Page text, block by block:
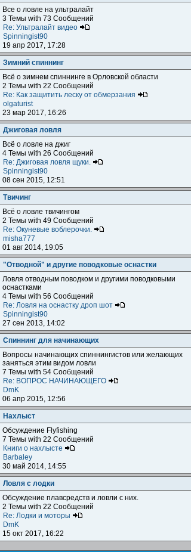
Все о ловле на ультралайт
3 Темы with 73 Сообщений
Re: Ультралайт видео
Spinningist90
19 апр 2017, 17:28
Зимний спиннинг
Всё о зимнем спиннинге в Орловской области
2 Темы with 22 Сообщений
Re: Как защитить леску от обмерзания
olgaturist
23 мар 2017, 16:26
Джиговая ловля
Всё о ловле на джиг
4 Темы with 26 Сообщений
Re: Джиговая ловля щуки.
Spinningist90
08 сен 2015, 12:51
Твичинг
Всё о ловле твичингом
2 Темы with 49 Сообщений
Re: Окуневые воблерочки.
misha777
01 авг 2014, 19:05
"Отводной" и другие поводковые оснастки
Ловля отводным поводком и другими поводковыми
оснастками
4 Темы with 56 Сообщений
Re: Ловля на оснастку дроп шот
Spinningist90
27 сен 2013, 14:02
Спиннинг для начинающих
Вопросы начинающих спиннингистов или желающих
заняться этим видом ловли
7 Темы with 54 Сообщений
Re: ВОПРОС НАЧИНАЮЩЕГО
DmK
06 апр 2015, 12:56
Нахлыст
Обсуждение Flyfishing
7 Темы with 22 Сообщений
Книги о нахлысте
Barbaley
30 май 2014, 14:55
Ловля с лодки
Обсуждение плавсредств и ловли с них.
2 Темы with 22 Сообщений
Re: Лодки и моторы
DmK
15 окт 2017, 16:22